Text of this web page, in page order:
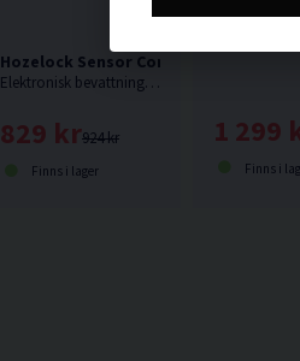
Hozelock Sensor Controller Plus
Elektronisk bevattningskontroll från Hozelock.
924 kr
829 kr
Finns i lager
1 299
Finns i